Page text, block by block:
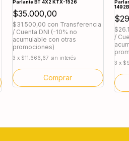
Parlante BT 4X2 KTX-1526
$35.000,00
$31.500,00 con Transferencia
/ Cuenta DNI (-10% no
acumulable con otras
promociones)
3 x $11.666,67 sin interés
1492B
/
3 x